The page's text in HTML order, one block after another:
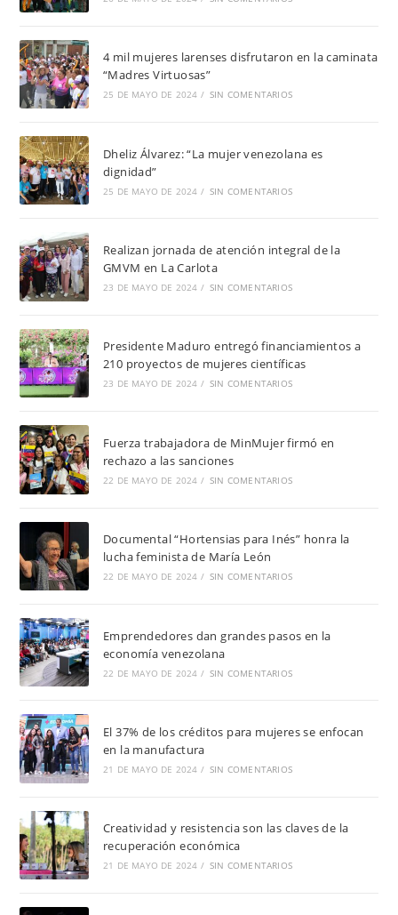
4 mil mujeres larenses disfrutaron en la caminata
“Madres Virtuosas”
25 DE MAYO DE 2024 / SIN COMENTARIOS
Dheliz Álvarez: “La mujer venezolana es
dignidad”
25 DE MAYO DE 2024 / SIN COMENTARIOS
Realizan jornada de atención integral de la
GMVM en La Carlota
23 DE MAYO DE 2024 / SIN COMENTARIOS
Presidente Maduro entregó financiamientos a
210 proyectos de mujeres científicas
23 DE MAYO DE 2024 / SIN COMENTARIOS
Fuerza trabajadora de MinMujer firmó en
rechazo a las sanciones
22 DE MAYO DE 2024 / SIN COMENTARIOS
Documental “Hortensias para Inés” honra la
lucha feminista de María León
22 DE MAYO DE 2024 / SIN COMENTARIOS
Emprendedores dan grandes pasos en la
economía venezolana
22 DE MAYO DE 2024 / SIN COMENTARIOS
El 37% de los créditos para mujeres se enfocan
en la manufactura
21 DE MAYO DE 2024 / SIN COMENTARIOS
Creatividad y resistencia son las claves de la
recuperación económica
21 DE MAYO DE 2024 / SIN COMENTARIOS